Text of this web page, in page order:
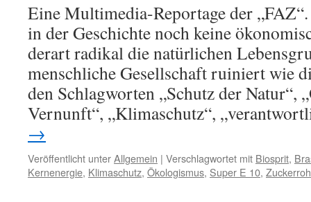
Eine Multimedia-Reportage der
in der Geschichte noch keine
derart radikal die natürlichen
menschliche Gesellschaft ruiniert wie
den Schlagworten „Schutz der Natur“,
Vernunft“, „Klimaschutz“,
→
Veröffentlicht unterAllgemein | Verschlagwortet mit Biosprit,
Kernenergie, Klimaschutz, Ökologismus, Super E 10,